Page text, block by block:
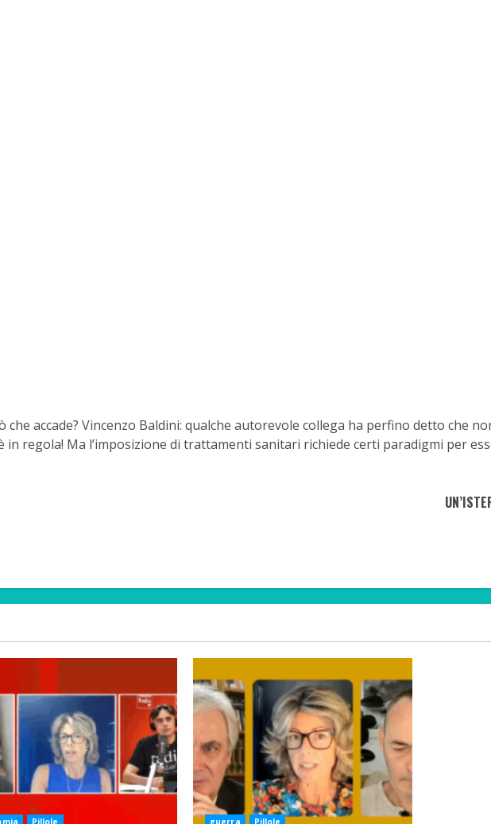
che accade? Vincenzo Baldini: qualche autorevole collega ha perfino detto che
regola! Ma l’imposizione di trattamenti sanitari richiede certi paradigmi per
Pillole guerra Pillole